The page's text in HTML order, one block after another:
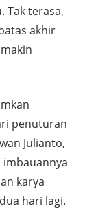
Tak terasa,
akhir
penuturan
Julianto,
imbauannya
karya
hari lagi.